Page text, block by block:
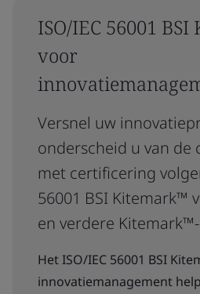
ISO/IEC 56001
voor
Versnel uw
onderscheid u van de
met certificering
56001 BSI Kitemark™
en verdere
Het ISO/IEC 56001 BSI
innovatiemanagement